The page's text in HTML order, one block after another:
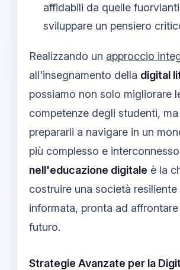
affidabili da quelle
sviluppare un pensiero
Realizzando un approccio
all'insegnamento della digital
possiamo non solo migliorare
competenze degli studenti,
prepararli a navigare in un
più complesso e
nell'educazione digitale è la
costruire una società resiliente
informata, pronta ad
futuro.
Strategie Avanzate per la